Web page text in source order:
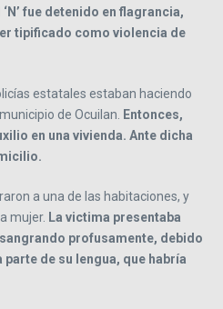
‘N’ fue detenido en flagrancia,
tipificado como violencia de
estatales estaban haciendo
de Ocuilan. Entonces,
en una vivienda. Ante dicha
a una de las habitaciones, y
mujer. La victima presentaba
profusamente, debido
de su lengua, que habría